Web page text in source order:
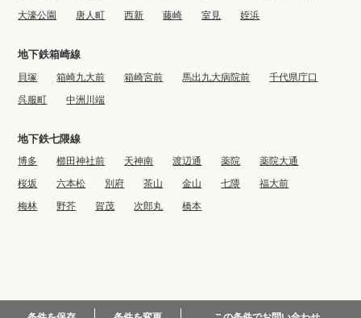
大濠公園
唐人町 西新 藤崎 室見 姪浜
地下鉄箱崎線
貝塚 箱崎九大前 箱崎宮前 馬出九大病院前
千代県庁口
呉服町
中洲川端
地下鉄七隈線
博多 櫛田神社前 天神南 渡辺通 薬院
薬院大通
桜坂
六本松 別府 茶山 金山 七隈
福大前
梅林
野芥 賀茂 次郎丸 橋本
© 2022 BIG CO., LTD.